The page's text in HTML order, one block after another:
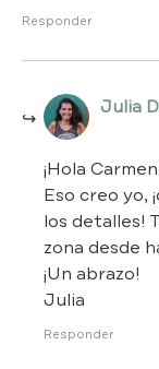
Responder
Julia
¡Hola
Eso creo yo,
los detalles!
zona desde
¡Un abrazo!
Julia
Responder